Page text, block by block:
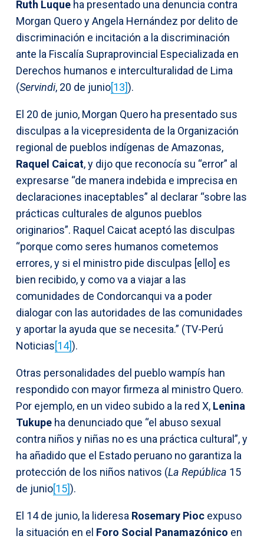
Ruth Luque ha presentado una denuncia contra
Morgan Quero y Angela Hernández por delito de
discriminación e incitación a la discriminación
ante la Fiscalía Supraprovincial Especializada en
Derechos humanos e interculturalidad de Lima
(Servindi, 20 de junio[13]).
El 20 de junio, Morgan Quero ha presentado sus
disculpas a la vicepresidenta de la Organización
regional de pueblos indígenas de Amazonas,
Raquel Caicat, y dijo que reconocía su “error” al
expresarse “de manera indebida e imprecisa en
declaraciones inaceptables” al declarar “sobre las
prácticas culturales de algunos pueblos
originarios”. Raquel Caicat aceptó las disculpas
“porque como seres humanos cometemos
errores, y si el ministro pide disculpas [ello] es
bien recibido, y como va a viajar a las
comunidades de Condorcanqui va a poder
dialogar con las autoridades de las comunidades
y aportar la ayuda que se necesita.” (TV-Perú
Noticias[14]).
Otras personalidades del pueblo wampís han
respondido con mayor firmeza al ministro Quero.
Por ejemplo, en un video subido a la red X, Lenina
Tukupe ha denunciado que “el abuso sexual
contra niños y niñas no es una práctica cultural”, y
ha añadido que el Estado peruano no garantiza la
protección de los niños nativos (La República 15
de junio[15]).
El 14 de junio, la lideresa Rosemary Pioc expuso
la situación en el Foro Social Panamazónico en